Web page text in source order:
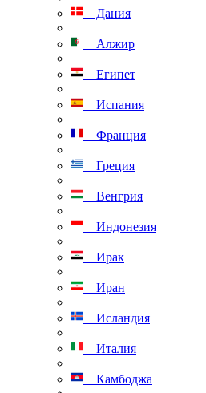
Дания
Алжир
Египет
Испания
Франция
Греция
Венгрия
Индонезия
Ирак
Иран
Исландия
Италия
Камбоджа